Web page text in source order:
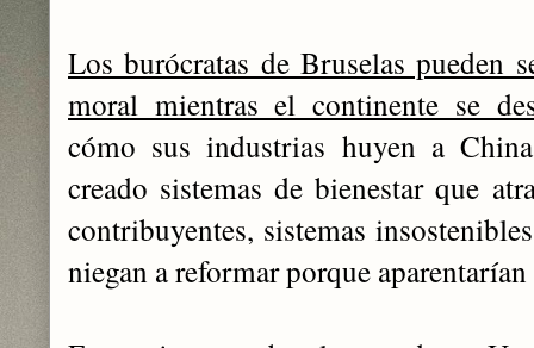
Los burócratas de Bruselas pueden
moral mientras el continente se
cómo sus industrias huyen a
creado sistemas de bienestar que
contribuyentes, sistemas
niegan a reformar porque